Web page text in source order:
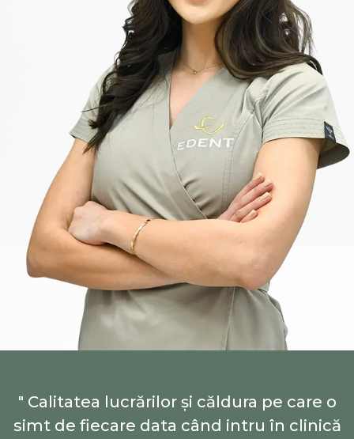
" Calitatea lucrărilor și căldura pe care o
simt de fiecare data când intru în clinică